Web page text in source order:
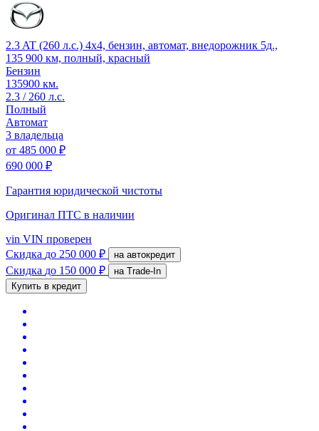
2.3 AT (260 л.с.) 4x4, бензин, автомат, внедорожник 5д.,
135 900 км, полный, красный
Бензин
135900 км.
2.3 / 260 л.с.
Полный
Автомат
3 владельца
от 485 000 ₽
690 000 ₽
Гарантия юридической чистоты
Оригинал ПТС в наличии
vin VIN проверен
Скидка до 250 000 ₽ на автокредит
Скидка до 150 000 ₽
на Trade-In
Купить в кредит